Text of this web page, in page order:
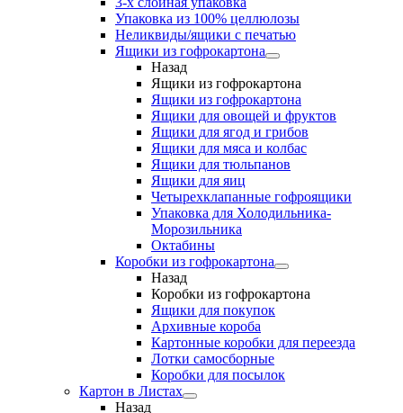
Упаковка из 100% целлюлозы
Неликвиды/ящики с печатью
Ящики из гофрокартона
Назад
Ящики из гофрокартона
Ящики из гофрокартона
Ящики для овощей и фруктов
Ящики для ягод и грибов
Ящики для мяса и колбас
Ящики для тюльпанов
Ящики для яиц
Четырехклапанные гофроящики
Упаковка для Холодильника-
Морозильника
Октабины
Коробки из гофрокартона
Назад
Коробки из гофрокартона
Ящики для покупок
Архивные короба
Картонные коробки для переезда
Лотки самосборные
Коробки для посылок
Картон в Листах
Назад